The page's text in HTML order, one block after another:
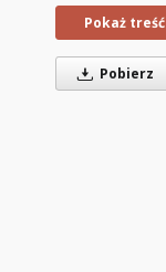
Pokaż treść
Pobierz